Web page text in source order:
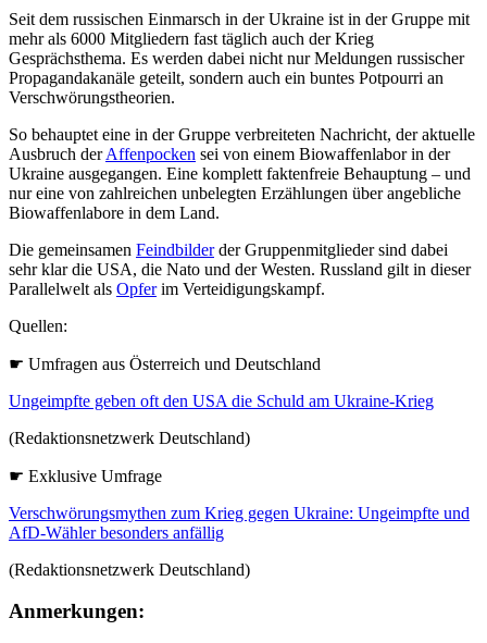
Seit dem russischen Einmarsch in der Ukraine ist in der Gruppe mit
mehr als 6000 Mitgliedern fast täglich auch der Krieg
Gesprächsthema. Es werden dabei nicht nur Meldungen russischer
Propagandakanäle geteilt, sondern auch ein buntes Potpourri an
Verschwörungstheorien.
So behauptet eine in der Gruppe verbreiteten Nachricht, der aktuelle
Ausbruch derAffenpocken sei von einem Biowaffenlabor in der
Ukraine ausgegangen. Eine komplett faktenfreie Behauptung – und
nur eine von zahlreichen unbelegten Erzählungen über angebliche
Biowaffenlabore in dem Land.
Die gemeinsamen Feindbilderder Gruppenmitglieder sind dabei
sehr klar die USA, die Nato und der Westen. Russland gilt in dieser
Parallelwelt als Opferim Verteidigungskampf.
Quellen:
☛ Umfragen aus Österreich und Deutschland
Ungeimpfte geben oft den USA die Schuld am Ukraine-Krieg
(Redaktionsnetzwerk Deutschland)
☛ Exklusive Umfrage
Verschwörungsmythen zum Krieg gegen Ukraine: Ungeimpfte und
AfD-Wähler besonders anfällig
(Redaktionsnetzwerk Deutschland)
Anmerkungen: